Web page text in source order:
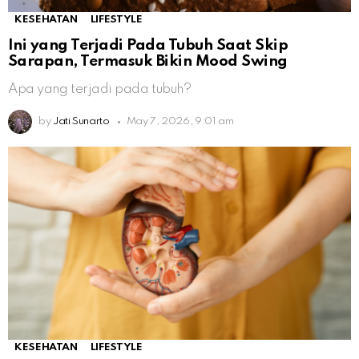
KESEHATAN LIFESTYLE
Ini yang Terjadi Pada Tubuh Saat Skip
Sarapan, Termasuk Bikin Mood Swing
Apa yang terjadi pada tubuh?
by Jati Sunarto May 7, 2026, 9:01 am
KESEHATAN LIFESTYLE